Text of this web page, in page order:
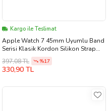
Kargo ile Teslimat
Apple Watch 7 45mm Uyumlu Band
Serisi Klasik Kordon Silikon Strap
Kayış (Açık Kırmızı)
397,08 TL %17
330,90 TL